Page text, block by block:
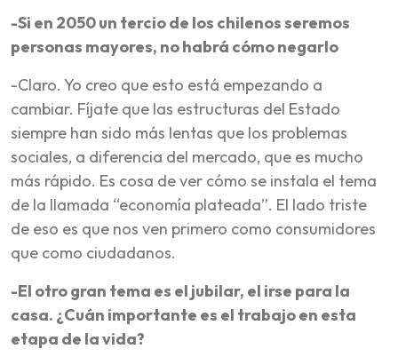
-Si en 2050 un tercio de los chilenos seremos
personas mayores, no habrá cómo negarlo
-Claro. Yo creo que esto está empezando a
cambiar. Fíjate que las estructuras del Estado
siempre han sido más lentas que los problemas
sociales, a diferencia del mercado, que es mucho
más rápido. Es cosa de ver cómo se instala el tema
de la llamada “economía plateada”. El lado triste
de eso es que nos ven primero como consumidores
que como ciudadanos.
-El otro gran tema es el jubilar, el irse para la
casa. ¿Cuán importante es el trabajo en esta
etapa de la vida?